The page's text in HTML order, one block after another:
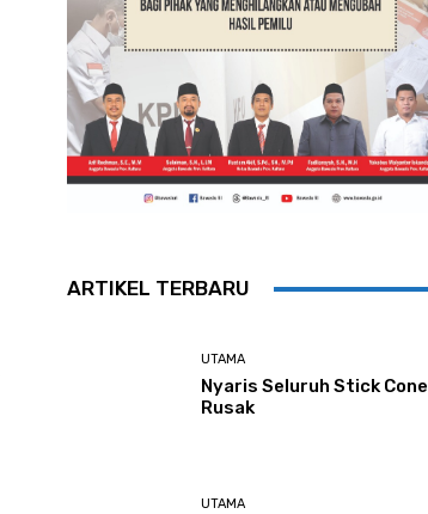
ARTIKEL TERBARU
UTAMA
Nyaris Seluruh Stick Cone
Rusak
UTAMA